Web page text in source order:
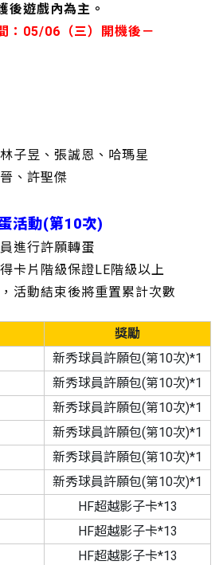
後遊戲內為主。
：05/06（三）開機後－
子昱、張誠恩、哈瑪星
、許聖傑
活動(第10次)
進行許願轉蛋
卡片階級保證LE階級以上
活動結束後將重置累計次數
獎勵
新秀球員許願包(第10次)*1
新秀球員許願包(第10次)*1
新秀球員許願包(第10次)*1
新秀球員許願包(第10次)*1
新秀球員許願包(第10次)*1
新秀球員許願包(第10次)*1
HF超越影子卡*13
HF超越影子卡*13
HF超越影子卡*13